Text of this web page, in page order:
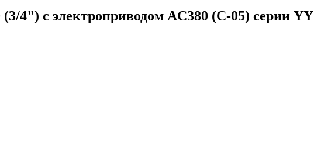
4") с электроприводом AC380 (C-05) серии YY